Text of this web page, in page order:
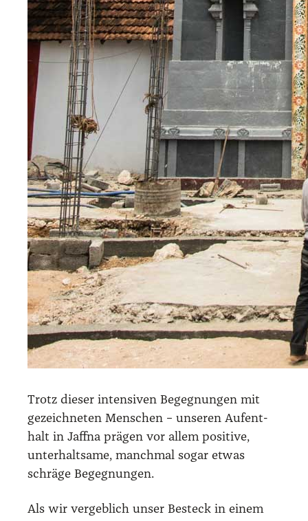
Trotz die­ser inten­si­ven Begeg­nun­gen mit
gezeich­ne­ten Men­schen – unse­ren Auf­ent­
halt in Jaff­na prä­gen vor allem posi­ti­ve,
unter­halt­sa­me, manch­mal sogar etwas
schrä­ge Begeg­nun­gen.
Als wir ver­geb­lich unser Besteck in einem